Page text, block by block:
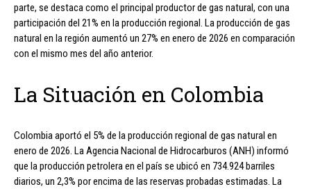
parte, se destaca como el principal productor de gas natural, con una
participación del 21% en la producción regional. La producción de gas
natural en la región aumentó un 27% en enero de 2026 en comparación
con el mismo mes del año anterior.
La Situación en Colombia
Colombia aportó el 5% de la producción regional de gas natural en
enero de 2026. La Agencia Nacional de Hidrocarburos (ANH) informó
que la producción petrolera en el país se ubicó en 734.924 barriles
diarios, un 2,3% por encima de las reservas probadas estimadas. La